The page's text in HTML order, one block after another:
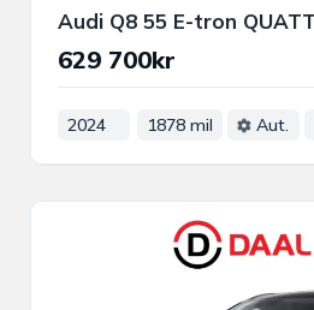
629 700kr
2024 1878 mil Aut.